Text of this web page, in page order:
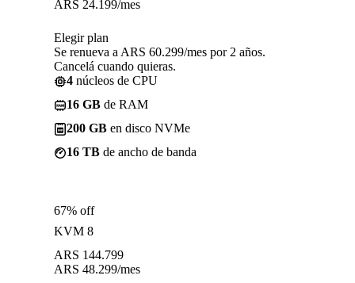
ARS 24.199/mes
Elegir plan
Se renueva a ARS 60.299/mes por 2 años.
Cancelá cuando quieras.
4 núcleos de CPU
16 GB de RAM
200 GB en disco NVMe
16 TB de ancho de banda
67% off
KVM 8
ARS 144.799
ARS 48.299/mes